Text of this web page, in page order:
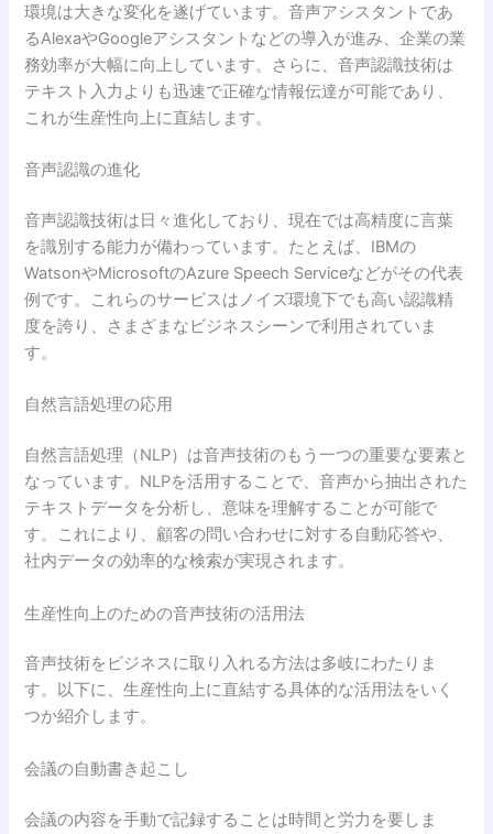
環境は大きな変化を遂げています。音声アシスタントであ
るAlexaやGoogleアシスタントなどの導入が進み、企業の業
務効率が大幅に向上しています。さらに、音声認識技術は
テキスト入力よりも迅速で正確な情報伝達が可能であり、
これが生産性向上に直結します。
音声認識の進化
音声認識技術は日々進化しており、現在では高精度に言葉
を識別する能力が備わっています。たとえば、IBMの
WatsonやMicrosoftのAzure Speech Serviceなどがその代表
例です。これらのサービスはノイズ環境下でも高い認識精
度を誇り、さまざまなビジネスシーンで利用されていま
す。
自然言語処理の応用
自然言語処理（NLP）は音声技術のもう一つの重要な要素と
なっています。NLPを活用することで、音声から抽出された
テキストデータを分析し、意味を理解することが可能で
す。これにより、顧客の問い合わせに対する自動応答や、
社内データの効率的な検索が実現されます。
生産性向上のための音声技術の活用法
音声技術をビジネスに取り入れる方法は多岐にわたりま
す。以下に、生産性向上に直結する具体的な活用法をいく
つか紹介します。
会議の自動書き起こし
会議の内容を手動で記録することは時間と労力を要しま